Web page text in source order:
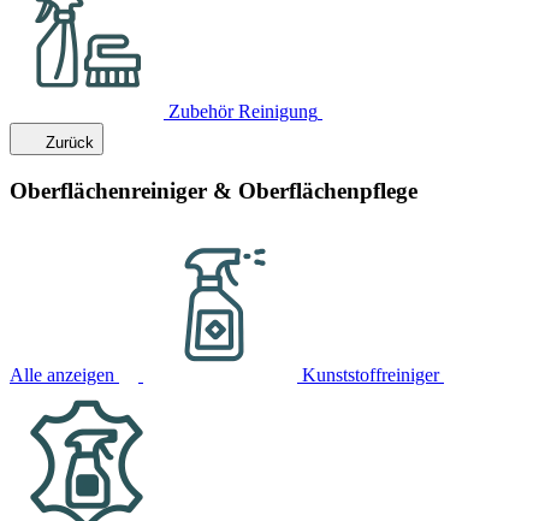
Zubehör Reinigung
Zurück
Oberflächenreiniger & Oberflächenpflege
Alle anzeigen Kunststoffreiniger